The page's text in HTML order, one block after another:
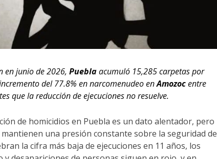
en junio de 2026, Pueblaacumuló 15,285 carpetas por
del 77.8% en narcomenudeo enAmozocentre
que la reducción de ejecuciones no resuelve.
de homicidios en Puebla es un dato alentador, pero
una presión constante sobre la seguridad de
la cifra más baja de ejecuciones en 11 años, los